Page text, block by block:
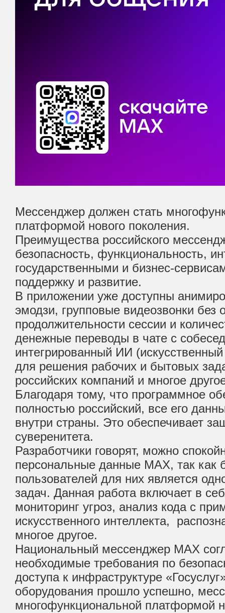
Мессенджер должен стать
платформой нового поколения.
Преимущества российского
безопасность, функциональность,
государственными и бизнес-
поддержку и развитие.
В приложении уже доступны
эмодзи, групповые видеозвонки без
продолжительности сессии и
денежные переводы в чате с
интегрированный ИИ
для решения рабочих и бытовых
российских компаний и многое
Благодаря тому, что программное
полностью российский, все его
внутри страны. Это обеспечивает
суверенитета.
Разработчики говорят, можно
персональные данные МАХ, так как
пользователей для них является
задач. Данная работа включает в
мониторинг угроз, анализ кода с
искусственного интеллекта,
многое другое.
Национальный мессенджер MАХ
необходимые требования по
доступа к инфраструктуре
оборудования прошло успешно,
многофункциональной платформой